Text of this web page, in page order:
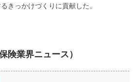
きっかけづくりに貢献した。
険業界ニュース）